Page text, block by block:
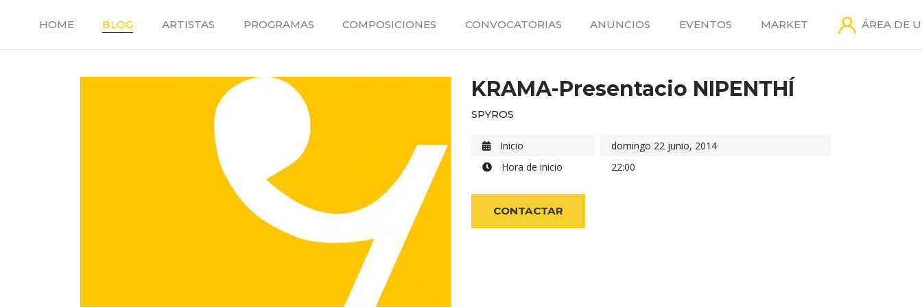
HOME BLOG ARTISTAS PROGRAMAS COMPOSICIONES CONVOCATORIAS ANUNCIOS EVENTOS MARKET ÁREA DE
KRAMA-Presentacio NIPENTHÍ
SPYROS
Inicio
domingo 22 junio, 2014
Hora de inicio
22:00
CONTACTAR